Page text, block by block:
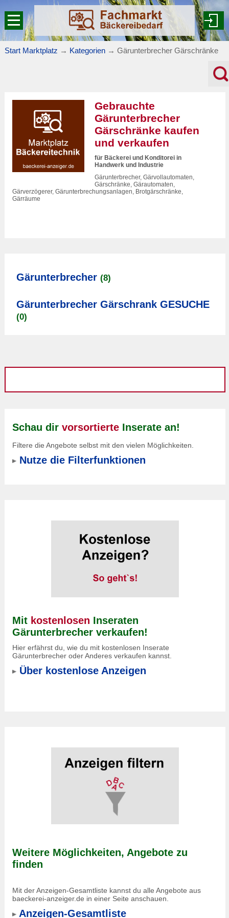
Start Marktplatz → Kategorien → Gärunterbrecher Gärschränke
Gebrauchte
Gärunterbrecher
Gärschränke kaufen
und verkaufen
für Bäckerei und Konditorei in
Handwerk und Industrie
Gärunterbrecher, Gärvollautomaten,
Gärschränke, Gärautomaten,
Gärverzögerer, Gärunterbrechungsanlagen, Brotgärschränke,
Gärräume
Gärunterbrecher (8)
Gärunterbrecher Gärschrank GESUCHE
(0)
Schau dir vorsortierte Inserate an!
Filtere die Angebote selbst mit den vielen Möglichkeiten.
Nutze die Filterfunktionen
Mit kostenlosen Inseraten
Gärunterbrecher verkaufen!
Hier erfährst du, wie du mit kostenlosen Inserate
Gärunterbrecher oder Anderes verkaufen kannst.
Über kostenlose Anzeigen
Weitere Möglichkeiten, Angebote zu
finden
Mit der Anzeigen-Gesamtliste kannst du alle Angebote aus
baeckerei-anzeiger.de in einer Seite anschauen.
Anzeigen-Gesamtliste